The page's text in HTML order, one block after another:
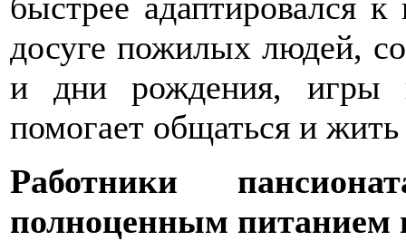
досуге пожилых людей,
и дни рождения, игры
помогает общаться и
Работники
полноценным питанием